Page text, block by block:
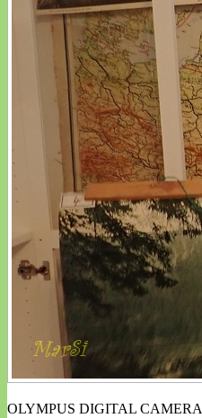
OLYMPUS DIGITAL CAMERA